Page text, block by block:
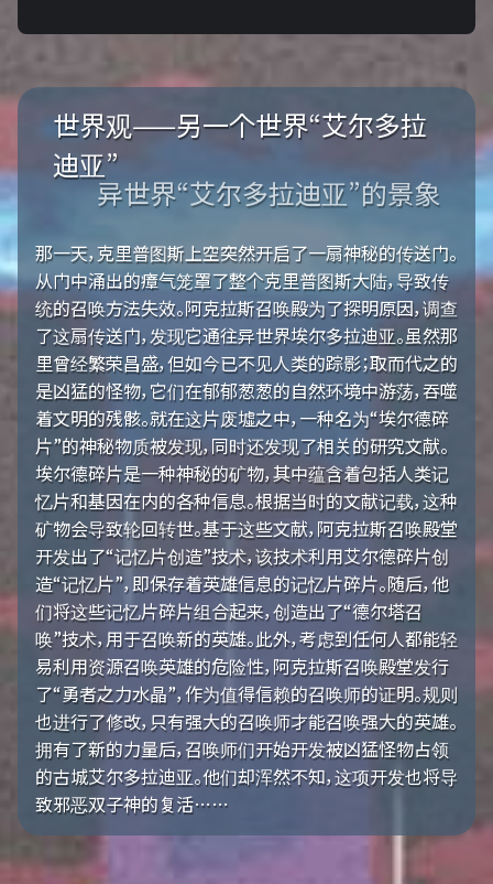
世界观——另一个世界“艾尔多拉
迪亚”
异世界“艾尔多拉迪亚”的景象
那一天，克里普图斯上空突然开启了一扇神秘的传送门。
从门中涌出的瘴气笼罩了整个克里普图斯大陆，导致传
统的召唤方法失效。阿克拉斯召唤殿为了探明原因，调查
了这扇传送门，发现它通往异世界埃尔多拉迪亚。虽然那
里曾经繁荣昌盛，但如今已不见人类的踪影；取而代之的
是凶猛的怪物，它们在郁郁葱葱的自然环境中游荡，吞噬
着文明的残骸。就在这片废墟之中，一种名为“埃尔德碎
片”的神秘物质被发现，同时还发现了相关的研究文献。
埃尔德碎片是一种神秘的矿物，其中蕴含着包括人类记
忆片和基因在内的各种信息。根据当时的文献记载，这种
矿物会导致轮回转世。基于这些文献，阿克拉斯召唤殿堂
开发出了“记忆片创造”技术，该技术利用艾尔德碎片创
造“记忆片”，即保存着英雄信息的记忆片碎片。随后，他
们将这些记忆片碎片组合起来，创造出了“德尔塔召
唤”技术，用于召唤新的英雄。此外，考虑到任何人都能轻
易利用资源召唤英雄的危险性，阿克拉斯召唤殿堂发行
了“勇者之力水晶”，作为值得信赖的召唤师的证明。规则
也进行了修改，只有强大的召唤师才能召唤强大的英雄。
拥有了新的力量后，召唤师们开始开发被凶猛怪物占领
的古城艾尔多拉迪亚。他们却浑然不知，这项开发也将导
致邪恶双子神的复活……